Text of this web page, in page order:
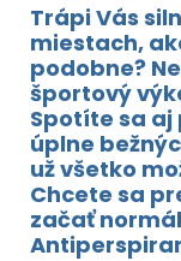
Trápi Vás
miestach,
podobne?
športový
Spotíte sa
úplne
už všetko
Chcete sa
začať